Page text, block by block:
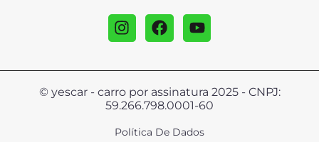
© yescar - carro por assinatura 2025 - CNPJ:
59.266.798.0001-60
Política De Dados